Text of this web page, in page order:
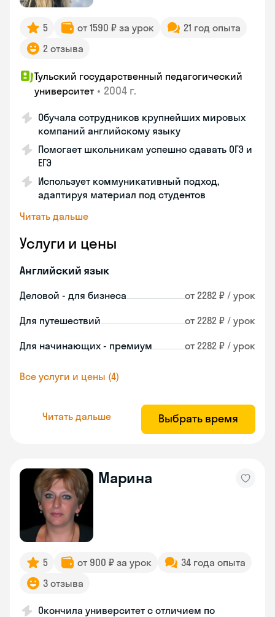
5 от 1590 ₽ за урок
21 год опыта
2 отзыва
Тульский государственный педагогический
университет • 2004 г.
Обучала сотрудников крупнейших мировых
компаний английскому языку
Помогает школьникам успешно сдавать ОГЭ и
ЕГЭ
Использует коммуникативный подход,
адаптируя материал под студентов
Читать дальше
Услуги и цены
Английский язык
Деловой - для бизнеса от 2282 ₽ / урок
Для путешествий от 2282 ₽ / урок
Для начинающих - премиум от 2282 ₽ / урок
Все услуги и цены (4)
Читать дальше Выбрать время
Марина
5 от 900 ₽ за урок
34 года опыта
3 отзыва
Окончила университет с отличием по